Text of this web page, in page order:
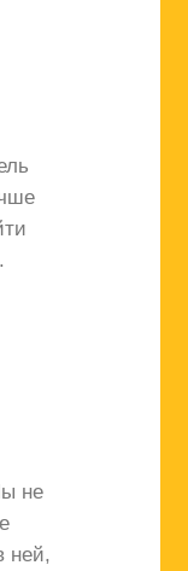
не
ней,